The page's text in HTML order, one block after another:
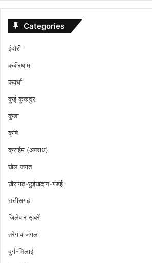
Categories
इंदौरी
कबीरधाम
कवर्धा
कुई कुकदुर
कुंडा
कृषि
क्राईम (अपराध)
खेल जगत
खैरागढ़-छुईखदान-गंडई
छत्तीसगढ़
जिलेवार ख़बरें
तरेगांव जंगल
दुर्ग-भिलाई